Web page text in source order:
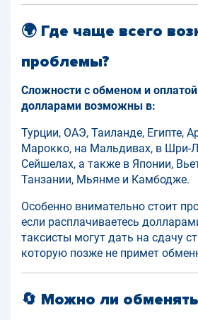
🌍 Где чаще всего
проблемы?
Сложности с обменом и
долларами возможны в:
Турции, ОАЭ, Таиланде, Египте,
Марокко, на Мальдивах, в Шри-
Сейшелах, а также в Японии,
Танзании, Мьянме и Камбодже.
Особенно внимательно стоит
если расплачиваетесь
таксисты могут дать на сдачу
которую позже не примет
🔄 Можно ли